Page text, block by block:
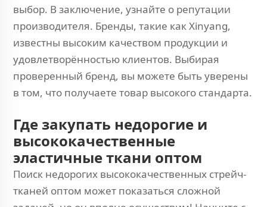
выбор. В заключение, узнайте о репутации
производителя. Бренды, такие как Xinyang,
известны высоким качеством продукции и
удовлетворённостью клиентов. Выбирая
проверенный бренд, вы можете быть уверены
в том, что получаете товар высокого стандарта.
Где закупать недорогие и
высококачественные
эластичные ткани оптом
Поиск недорогих высококачественных стрейч-
тканей оптом может показаться сложной